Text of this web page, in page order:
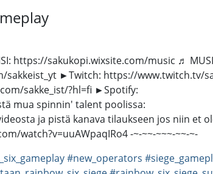
https://sakukopi.wixsite.com/music ♬
sakkeist_yt ►Twitch: https://www.twitch.tv/
sakke_ist/?hl=fi ►Spotify:
mua spinnin' talent poolissa:
ja pistä kanava tilaukseen jos niin et
watch?v=uuAWpaqIRo4 -~-~~-~~~-~~-~-
#new_operators